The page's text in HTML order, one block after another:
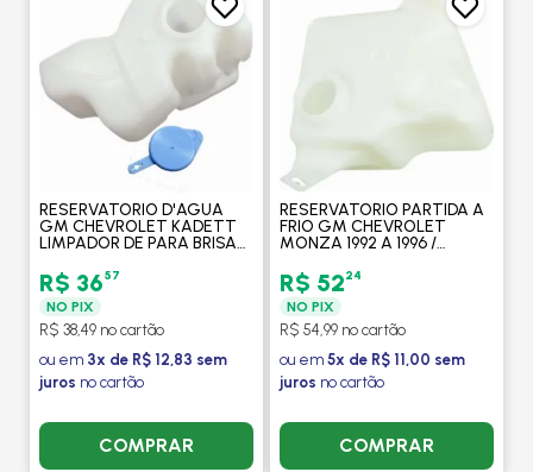
RESERVATORIO D'AGUA
GM CHEVROLET KADETT
LIMPADOR DE PARA BRISA
R$ 3657
NO PIX
R$ 38,49 no cartão
ou em 3x de R$ 12,83 sem
juros no cartão
COMPRAR
RESERVATORIO PARTIDA A
FRIO GM CHEVROLET
MONZA 1992 A 1996 /
GONEL
R$ 5224
NO PIX
R$ 54,99 no cartão
ou em 5x de R$ 11,00 sem
juros no cartão
COMPRAR